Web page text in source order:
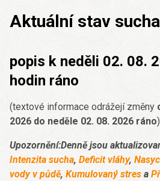
Aktuální stav
popis k neděli 02. 08.
hodin ráno
(textové informace odrážejí změny
2026 do neděle 02. 08. 2026 ráno)
Upozornění:Denně jsou
Intenzita sucha, Deficit vláhy,
vody v půdě, Kumulovaný stres a